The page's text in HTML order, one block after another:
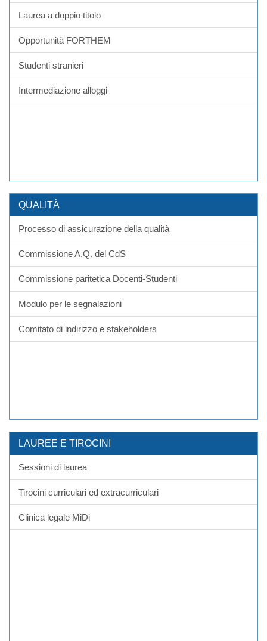
Laurea a doppio titolo
Opportunità FORTHEM
Studenti stranieri
Intermediazione alloggi
QUALITÀ
Processo di assicurazione della qualità
Commissione A.Q. del CdS
Commissione paritetica Docenti-Studenti
Modulo per le segnalazioni
Comitato di indirizzo e stakeholders
LAUREE E TIROCINI
Sessioni di laurea
Tirocini curriculari ed extracurriculari
Clinica legale MiDi